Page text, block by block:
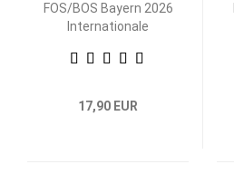
FOS/BOS Bayern 2026
Internationale
Volkswirtschaftslehre
17,90 EUR